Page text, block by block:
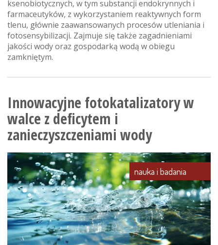
ksenobiotycznych, w tym substancji endokrynnych i
farmaceutyków, z wykorzystaniem reaktywnych form
tlenu, głównie zaawansowanych procesów utleniania i
fotosensybilizacji. Zajmuje się także zagadnieniami
jakości wody oraz gospodarką wodą w obiegu
zamkniętym.
Innowacyjne fotokatalizatory w
walce z deficytem i
zanieczyszczeniami wody
nauka i badania